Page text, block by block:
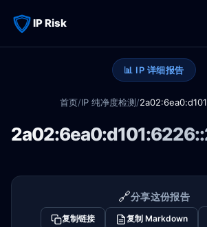
IP Risk
📊 IP 详细报告
首页/IP 纯净度检测/
🔗分享这份报告
复制链接 复制 Markdown